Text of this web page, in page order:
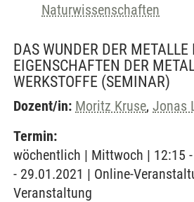
Naturwissenschaften
DAS WUNDER DER
EIGENSCHAFTEN DER
WERKSTOFFE (SEMINAR)
Dozent/in: Moritz Kruse, Jonas
Termin:
wöchentlich | Mittwoch | 12:15
- 29.01.2021 | Online-
Veranstaltung